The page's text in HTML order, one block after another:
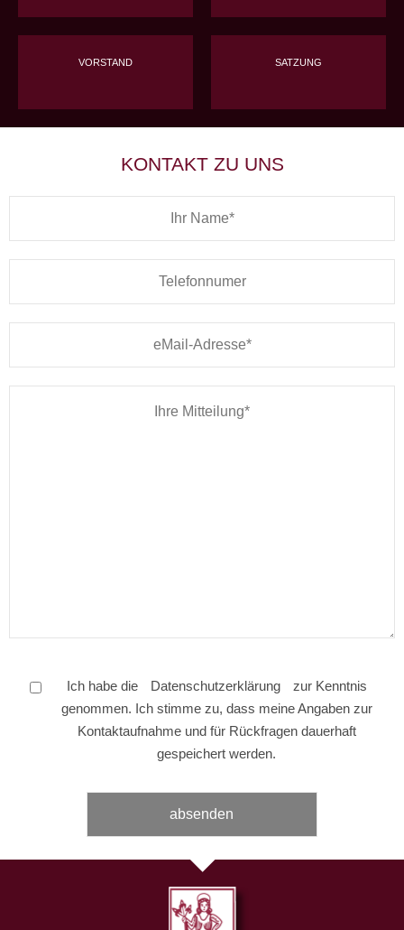
VORSTAND SATZUNG
KONTAKT ZU UNS
Ich habe die Datenschutzerklärung
zur Kenntnis
genommen. Ich stimme zu, dass meine Angaben zur
Kontaktaufnahme und für Rückfragen dauerhaft
gespeichert werden.